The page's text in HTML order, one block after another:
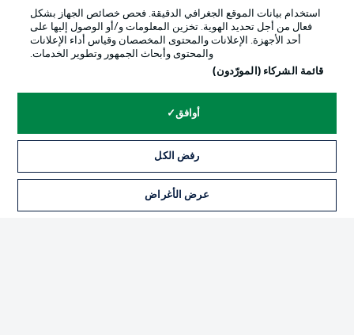
الإخطارات القانونية
إدارة التفضيلات بيان الخصوصية
استخدام بيانات الموقع الجغرافي الدقيقة. فحص خصائص الجهاز بشكل
فعال من أجل تحديد الهوية. تخزين المعلومات و/أو الوصول إليها على
أحد الأجهزة. الإعلانات والمحتوى المخصصان وقياس أداء الإعلانات
والمحتوى وأبحاث الجمهور وتطوير الخدمات.
قائمة الشركاء (المورّدون)
أوافق
رفض الكل
عرض الأغراض